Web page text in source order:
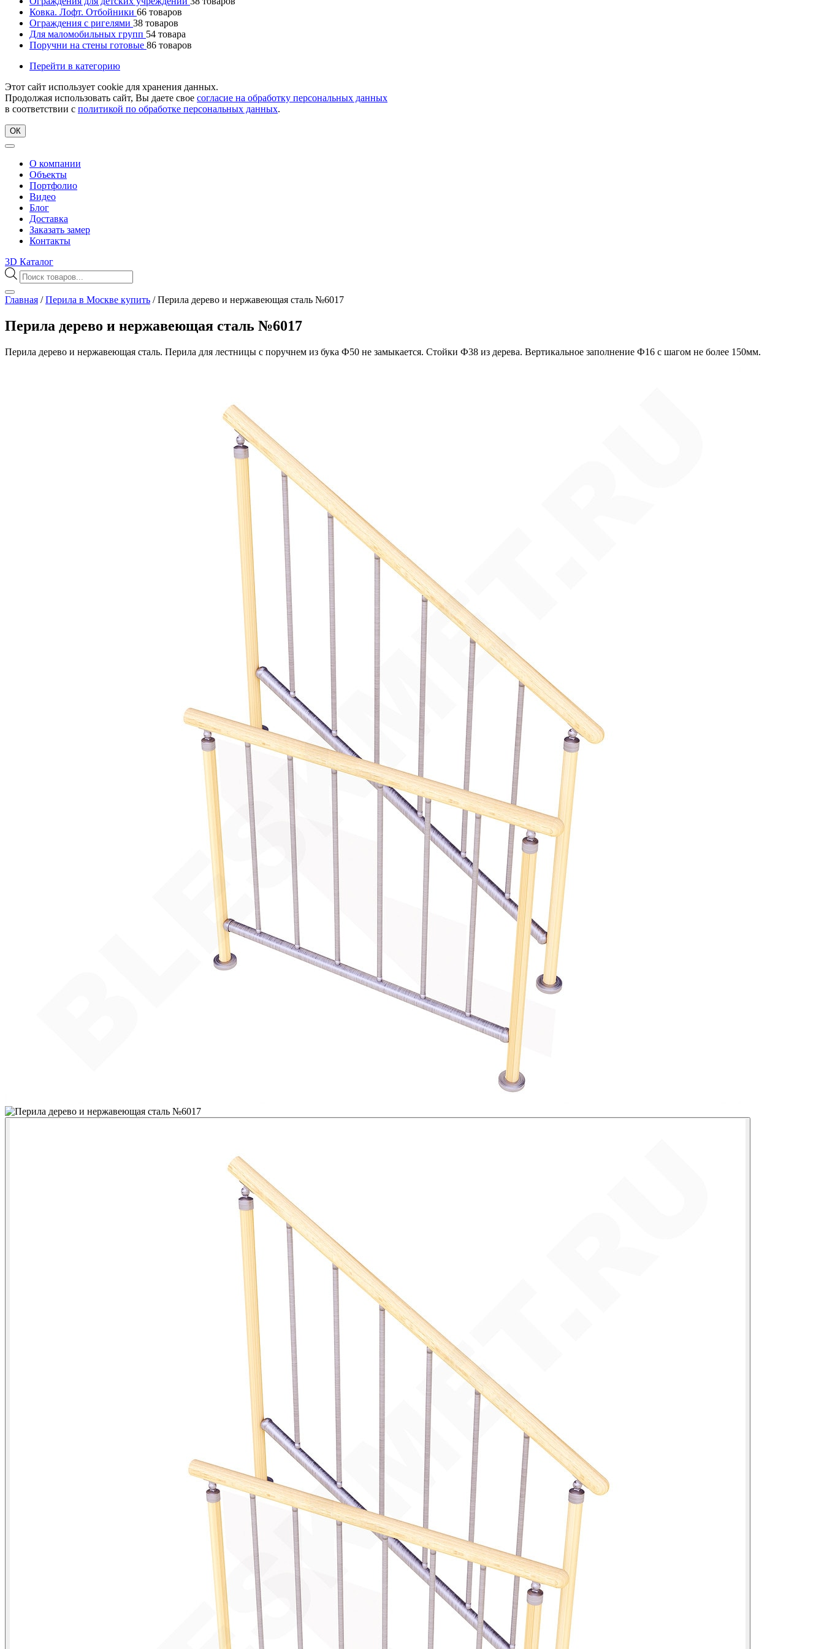
Ковка. Лофт. Отбойники 66 товаров
Ограждения с ригелями 38 товаров
Для маломобильных групп 54 товара
Поручни на стены готовые 86 товаров
Перейти в категорию
Этот сайт использует cookie для хранения данных.
Продолжая использовать сайт, Вы даете свое согласие на обработку персональных данных
в соответствии с политикой по обработке персональных данных.
ОК
О компании
Объекты
Портфолио
Видео
Блог
Доставка
Заказать замер
Контакты
3D Каталог
Поиск
товаров
Главная /Перила в Москве купить /Перила дерево и нержавеющая сталь №6017
Перила дерево и нержавеющая сталь №6017
Перила дерево и нержавеющая сталь. Перила для лестницы с поручнем из бука Ф50 не замыкается. Стойки Ф38 из дерева. Вертикальное заполнение Ф16 с шагом не более 150мм.